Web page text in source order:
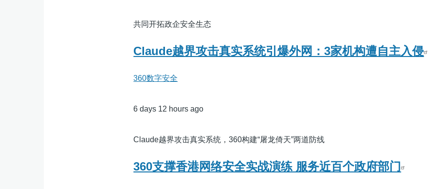
共同开拓政企安全生态
Claude越界攻击真实系统引爆外网：3家机构遭自主入侵
360数字安全
6 days 12 hours ago
Claude越界攻击真实系统，360构建“屠龙倚天”两道防线
360支撑香港网络安全实战演练 服务近百个政府部门